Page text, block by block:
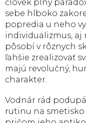
človek plný
sebe hlboko
popredia u neho
individualizmus, aj
pôsobí v rôznych
ľahšie zrealizovať
majú revolučný,
charakter.
Vodnár rád
rutinu na smetisko